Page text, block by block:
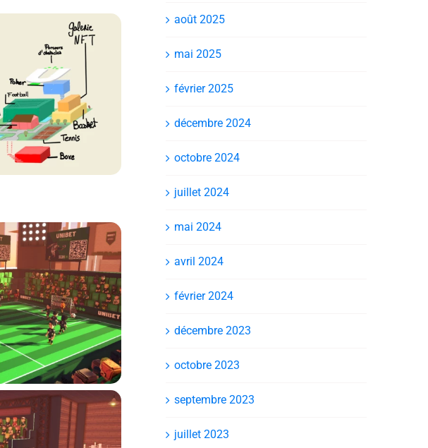
août 2025
mai 2025
février 2025
décembre 2024
octobre 2024
juillet 2024
mai 2024
avril 2024
février 2024
décembre 2023
octobre 2023
septembre 2023
juillet 2023